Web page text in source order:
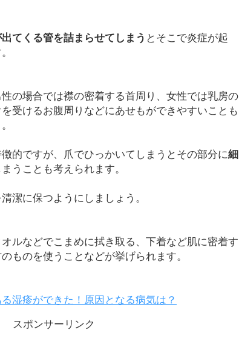
てくる管を詰まらせてしまう とそこで炎症が起
の場合では襟の密着する首周り、女性では乳房の
受けるお腹周りなどにあせもができやすいことも
的ですが、爪でひっかいてしまうとその部分に細
うことも考えられます。
潔に保つようにしましょう。
ルなどでこまめに拭き取る、下着など肌に密着す
ものを使うことなどが挙げられます。
湿疹ができた！原因となる病気は？
スポンサーリンク